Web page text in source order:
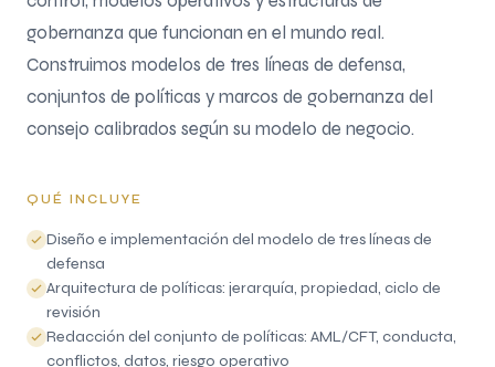
gobernanza que funcionan en el mundo real.
Construimos modelos de tres líneas de defensa,
conjuntos de políticas y marcos de gobernanza del
consejo calibrados según su modelo de negocio.
QUÉ INCLUYE
Diseño e implementación del modelo de tres líneas de
defensa
Arquitectura de políticas: jerarquía, propiedad, ciclo de
revisión
Redacción del conjunto de políticas: AML/CFT, conducta,
conflictos, datos, riesgo operativo